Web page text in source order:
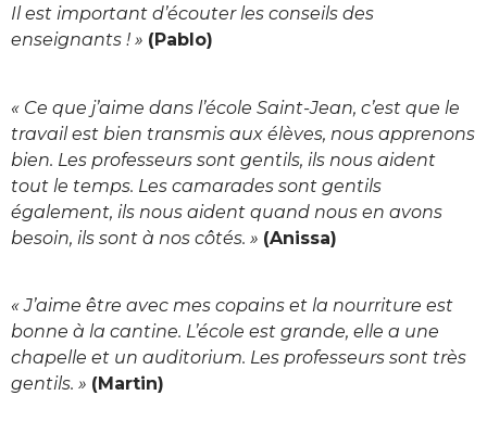
Il est important d’écouter les conseils des
enseignants ! » (Pablo)
« Ce que j’aime dans l’école Saint-Jean, c’est que le
travail est bien transmis aux élèves, nous apprenons
bien. Les professeurs sont gentils, ils nous aident
tout le temps. Les camarades sont gentils
également, ils nous aident quand nous en avons
besoin, ils sont à nos côtés. » (Anissa)
« J’aime être avec mes copains et la nourriture est
bonne à la cantine. L’école est grande, elle a une
chapelle et un auditorium. Les professeurs sont très
gentils. » (Martin)